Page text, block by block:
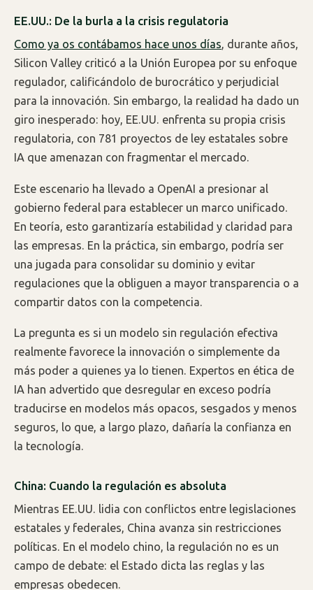
EE.UU.: De la burla a la crisis regulatoria
Como ya os contábamos hace unos días, durante años,
Silicon Valley criticó a la Unión Europea por su enfoque
regulador, calificándolo de burocrático y perjudicial
para la innovación. Sin embargo, la realidad ha dado un
giro inesperado: hoy, EE.UU. enfrenta su propia crisis
regulatoria, con 781 proyectos de ley estatales sobre
IA que amenazan con fragmentar el mercado.
Este escenario ha llevado a OpenAI a presionar al
gobierno federal para establecer un marco unificado.
En teoría, esto garantizaría estabilidad y claridad para
las empresas. En la práctica, sin embargo, podría ser
una jugada para consolidar su dominio y evitar
regulaciones que la obliguen a mayor transparencia o a
compartir datos con la competencia.
La pregunta es si un modelo sin regulación efectiva
realmente favorece la innovación o simplemente da
más poder a quienes ya lo tienen. Expertos en ética de
IA han advertido que desregular en exceso podría
traducirse en modelos más opacos, sesgados y menos
seguros, lo que, a largo plazo, dañaría la confianza en
la tecnología.
China: Cuando la regulación es absoluta
Mientras EE.UU. lidia con conflictos entre legislaciones
estatales y federales, China avanza sin restricciones
políticas. En el modelo chino, la regulación no es un
campo de debate: el Estado dicta las reglas y las
empresas obedecen.